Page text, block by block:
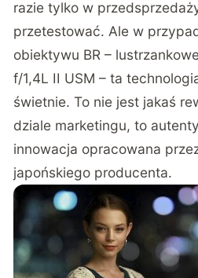
razie tylko w
przetestować. Ale w
obiektywu BR –
f/1,4L II USM – ta
świetnie. To nie jest jakaś
dziale marketingu, to
innowacja opracowana
japońskiego producenta.